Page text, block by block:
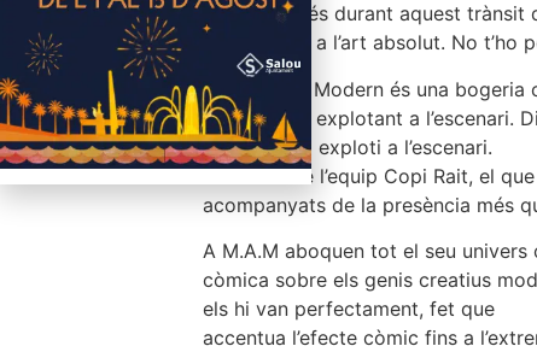
profunda. I és durant aquest
laberint fins a l’art absolut. No
Modern Art Modern és una bogeria
vam acabar explotant a l’escenari.
alguna cosa exploti a l’escenari.
En el cas de l’equip Copi Rait, el
acompanyats de la presència més
A M.A.M aboquen tot el seu univers
còmica sobre els genis creatius
els hi van perfectament, fet que
accentua l’efecte còmic fins a